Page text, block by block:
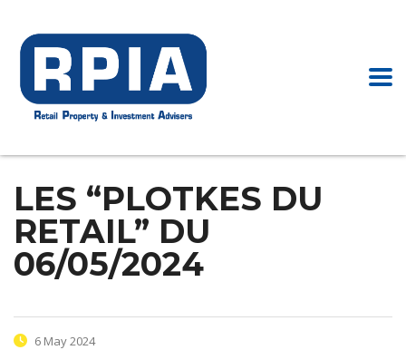
LES “PLOTKES DU
RETAIL” DU
06/05/2024
6 May 2024